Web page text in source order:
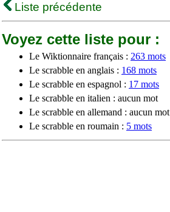
Liste précédente
Voyez cette liste pour :
Le Wiktionnaire français : 263 mots
Le scrabble en anglais : 168 mots
Le scrabble en espagnol : 17 mots
Le scrabble en italien : aucun mot
Le scrabble en allemand : aucun mot
Le scrabble en roumain : 5 mots